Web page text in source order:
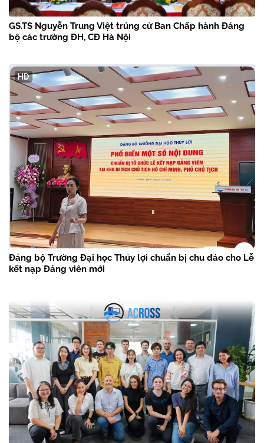
GS.TS Nguyễn Trung Việt trúng cử Ban Chấp hành Đảng
bộ các trường ĐH, CĐ Hà Nội
Đảng bộ Trường Đại học Thủy lợi chuẩn bị chu đáo cho Lễ
kết nạp Đảng viên mới